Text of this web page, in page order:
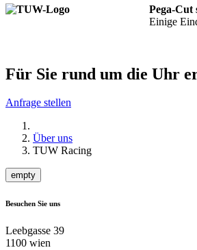
Pega-Cut
Einige
Für Sie rund um die Uhr
Anfrage stellen
Über uns
TUW Racing
empty
Besuchen Sie uns
Leebgasse 39
1100 wien